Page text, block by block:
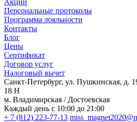
Акции
Персональные протоколы
Программа лояльности
Контакты
Блог
Цены
Сертификат
Договор услуг
Налоговый вычет
Санкт-Петербург, ул. Пушкинская, д.
18 Н
м. Владимирская / Достоевская
Каждый день с 10:00 до 21:00
+ 7 (812) 223-77-13